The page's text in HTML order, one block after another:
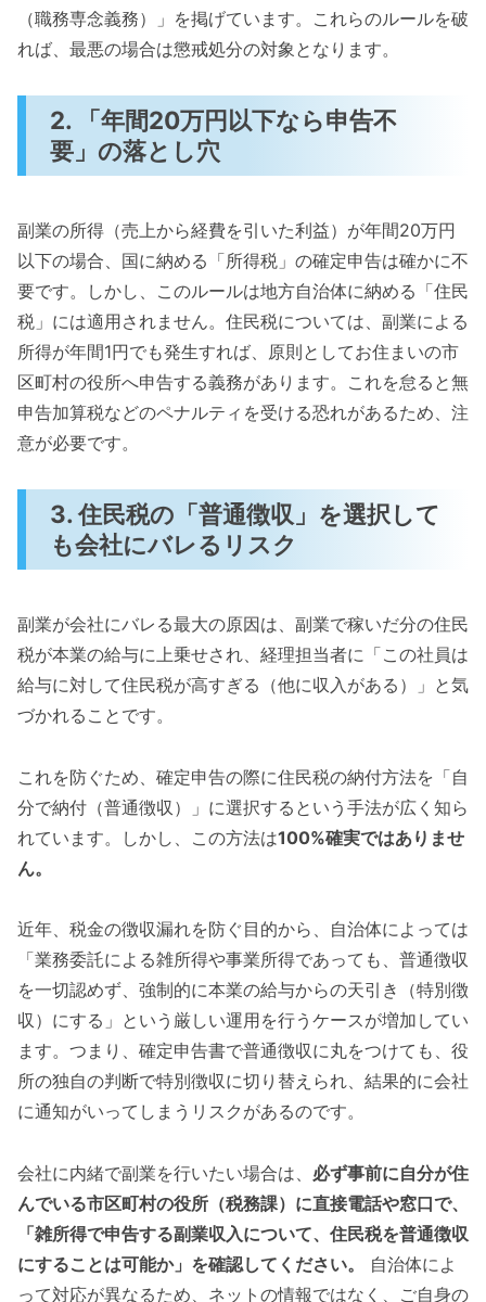
（職務専念義務）」を掲げています。これらのルールを破
れば、最悪の場合は懲戒処分の対象となります。
2. 「年間20万円以下なら申告不
要」の落とし穴
副業の所得（売上から経費を引いた利益）が年間20万円
以下の場合、国に納める「所得税」の確定申告は確かに不
要です。しかし、このルールは地方自治体に納める「住民
税」には適用されません。住民税については、副業による
所得が年間1円でも発生すれば、原則としてお住まいの市
区町村の役所へ申告する義務があります。これを怠ると無
申告加算税などのペナルティを受ける恐れがあるため、注
意が必要です。
3. 住民税の「普通徴収」を選択して
も会社にバレるリスク
副業が会社にバレる最大の原因は、副業で稼いだ分の住民
税が本業の給与に上乗せされ、経理担当者に「この社員は
給与に対して住民税が高すぎる（他に収入がある）」と気
づかれることです。
これを防ぐため、確定申告の際に住民税の納付方法を「自
分で納付（普通徴収）」に選択するという手法が広く知ら
れています。しかし、この方法は100%確実ではありませ
ん。
近年、税金の徴収漏れを防ぐ目的から、自治体によっては
「業務委託による雑所得や事業所得であっても、普通徴収
を一切認めず、強制的に本業の給与からの天引き（特別徴
収）にする」という厳しい運用を行うケースが増加してい
ます。つまり、確定申告書で普通徴収に丸をつけても、役
所の独自の判断で特別徴収に切り替えられ、結果的に会社
に通知がいってしまうリスクがあるのです。
会社に内緒で副業を行いたい場合は、 必ず事前に自分が住
んでいる市区町村の役所（税務課）に直接電話や窓口で、
「雑所得で申告する副業収入について、住民税を普通徴収
にすることは可能か」を確認してください。
自治体によ
って対応が異なるため、ネットの情報ではなく、ご自身の